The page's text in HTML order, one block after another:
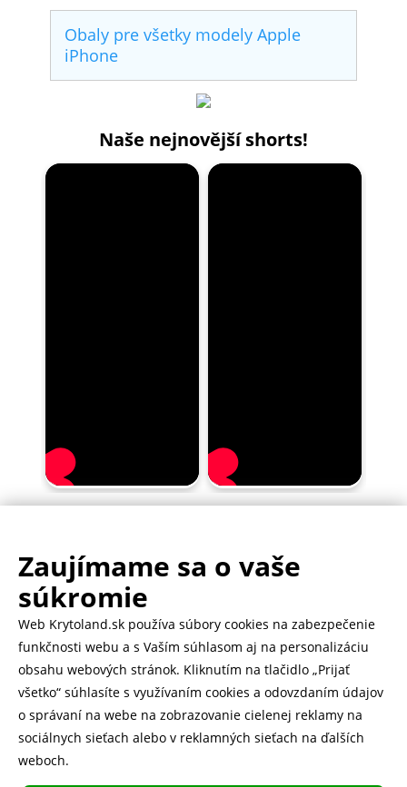
Obaly pre všetky modely Apple
iPhone
Naše nejnovější shorts!
.
Rychlé doručenie 1-2 dní
Heurekazobraziť recenzie
Zaujímame sa o vaše
súkromie
Web Krytoland.sk používa súbory cookies na zabezpečenie
funkčnosti webu a s Vaším súhlasom aj na personalizáciu
obsahu webových stránok. Kliknutím na tlačidlo „Prijať
všetko“ súhlasíte s využívaním cookies a odovzdaním údajov
o správaní na webe na zobrazovanie cielenej reklamy na
sociálnych sieťach alebo v reklamných sieťach na ďalších
weboch.